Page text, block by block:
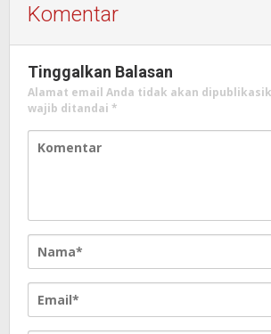
Komentar
Tinggalkan Balasan
Alamat email Anda tidak akan
wajib ditandai *